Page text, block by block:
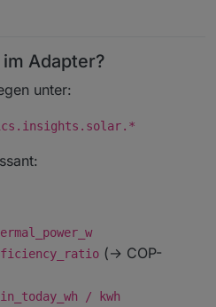
Adapter?
unter:
(→ COP-
/ kwh